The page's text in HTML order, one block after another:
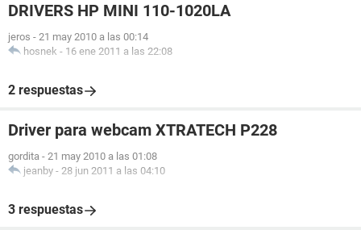
Propiedades de la BIOS:
Vendedor Phoenix Technologies, LTD
Tamaño 512 KB
ATAPI ZIP, LS-120
Funciones disponibles Flash BIOS, Shadow BIOS, Selectable
Boot, EDD
Standards soportados DMI, APM, ACPI, PnP
DRIVERS HP MINI 110-1020LA
jeros - 21 may 2010 a las 00:14
hosnek - 16 ene 2011 a las 22:08
2 respuestas
Driver para webcam XTRATECH P228
gordita - 21 may 2010 a las 01:08
jeanby - 28 jun 2011 a las 04:10
3 respuestas